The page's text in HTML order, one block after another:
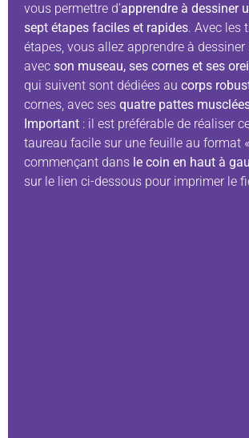
vous permettre d’apprendre à dessiner
sept étapes faciles et rapides. Avec les
étapes, vous allez apprendre à dessiner
avec son museau, ses cornes et ses
qui suivent sont dédiées au corps
cornes, avec ses quatre pattes
Important : il est préférable de réaliser
taureau facile sur une feuille au format «
commençant dans le coin en haut à
sur le lien ci-dessous pour imprimer le